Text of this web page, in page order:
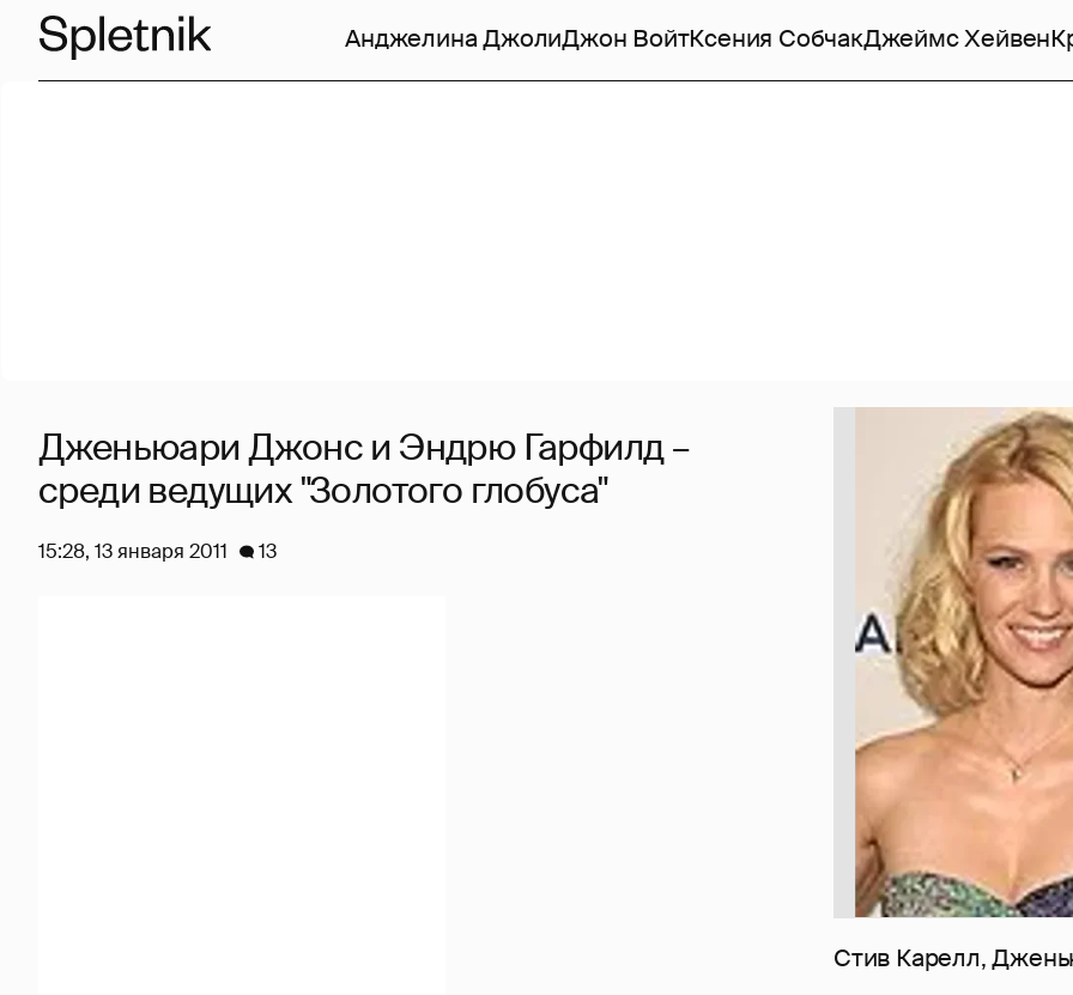
Анджелина ДжолиДжон ВойтКсения СобчакДжеймс Хейвен
Стив Карелл,
Дженьюари Джонс и Эндрю Гарфилд –
среди ведущих "Золотого глобуса"
15:28, 13 января 2011 13